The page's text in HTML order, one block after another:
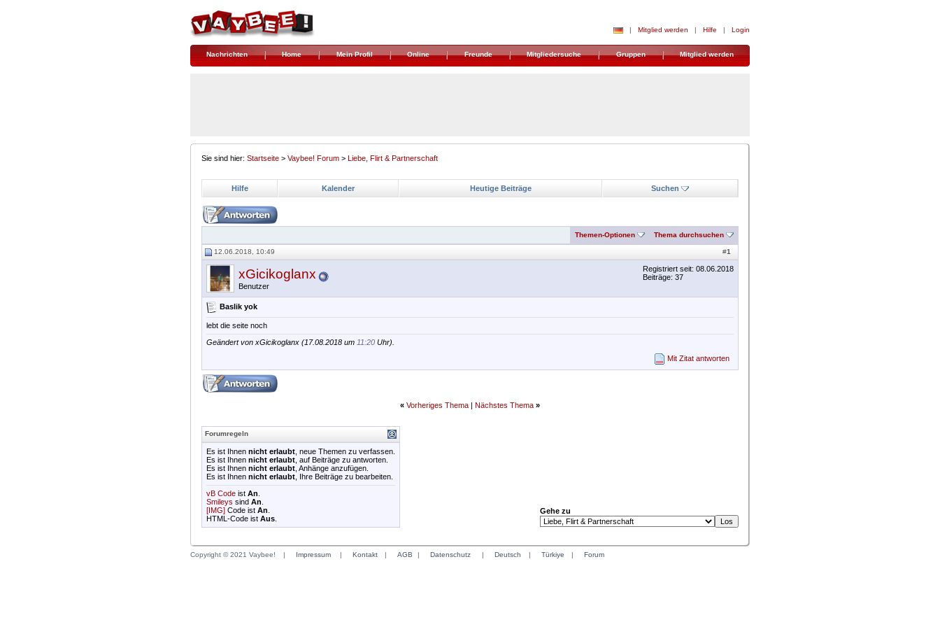
| Mitglied werden | Hilfe | Login
Nachrichten Home Mein Profil Online Freunde Mitgliedersuche Gruppen Mitglied werden
Sie sind hier: Startseite > Vaybee! Forum > Liebe, Flirt & Partnerschaft
Hilfe Kalender Heutige Beiträge Suchen
Themen-Optionen Thema durchsuchen
#1
12.06.2018, 10:49
xGicikoglanx
Benutzer
Registriert seit: 08.06.2018
Beiträge: 37
Baslik yok
lebt die seite noch
Geändert von xGicikoglanx (17.08.2018 um 11:20 Uhr).
Mit Zitat antworten
« Vorheriges Thema | Nächstes Thema »
Forumregeln
Es ist Ihnen nicht erlaubt , neue Themen zu verfassen.
Es ist Ihnen nicht erlaubt , auf Beiträge zu antworten.
Es ist Ihnen nicht erlaubt , Anhänge anzufügen.
Es ist Ihnen nicht erlaubt , Ihre Beiträge zu bearbeiten.
vB Code ist An
Smileys sind An
[IMG] Code ist An
HTML-Code ist Aus
Gehe zu
Copyright © 2021 Vaybee! | Impressum | Kontakt | AGB | Datenschutz | Deutsch | Türkiye | Forum